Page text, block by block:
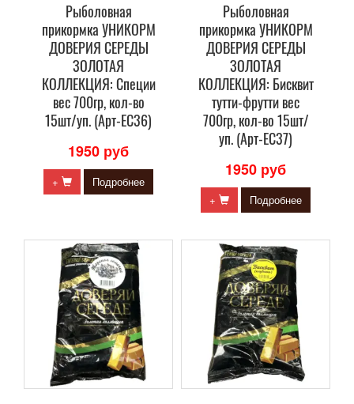
Рыболовная
прикормка УНИКОРМ
ДОВЕРИЯ СЕРЕДЫ
ЗОЛОТАЯ
КОЛЛЕКЦИЯ: Специи
вес 700гр, кол-во
15шт/уп. (Арт-ЕС36)
1950 руб
+ Подробнее
Рыболовная
прикормка УНИКОРМ
ДОВЕРИЯ СЕРЕДЫ
ЗОЛОТАЯ
КОЛЛЕКЦИЯ: Бисквит
тутти-фрутти вес
700гр, кол-во 15шт/
уп. (Арт-ЕС37)
1950 руб
+ Подробнее